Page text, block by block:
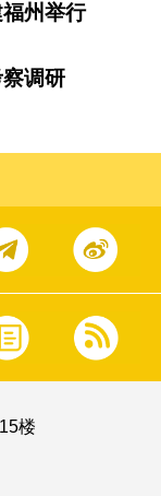
州举行
调研
楼